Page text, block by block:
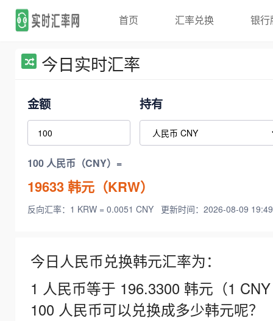
首页 汇率兑换 银行
今日实时汇率
金额 持有
100 人民币（CNY）=
19633韩元（KRW）
反向汇率：1 KRW = 0.0051 CNY 更新时间：2026-08-09
今日人民币兑换韩元汇率为：
1 人民币等于 196.3300 韩元（1
100 人民币可以兑换成多少韩元呢？